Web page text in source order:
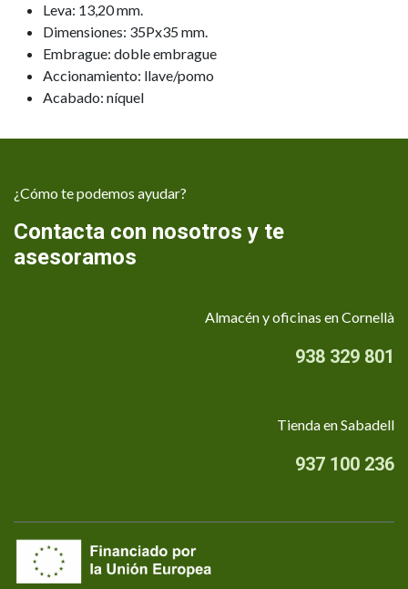
Leva: 13,20 mm.
Dimensiones: 35Px35 mm.
Embrague: doble embrague
Accionamiento: llave/pomo
Acabado: níquel
¿Cómo te podemos ayudar?
Contacta con nosotros y te
asesoramos
Almacén y oficinas en Cornellà
938 329 801
Tienda en Sabadell
937 100 236